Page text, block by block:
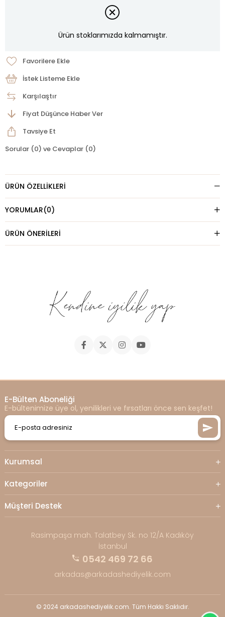
Ürün stoklarımızda kalmamıştır.
Favorilere Ekle
İstek Listeme Ekle
Karşılaştır
Fiyat Düşünce Haber Ver
Tavsiye Et
Sorular (0) ve Cevaplar (0)
ÜRÜN ÖZELLIKLERI
YORUMLAR(0)
ÜRÜN ÖNERILERI
Rasimpaşa mah. Talatbey Sk. no 12/A Kadıköy
İstanbul
0542 469 72 66
arkadas@arkadashediyelik.com
Kurumsal
Kategoriler
Müşteri Destek
E-Bülten Aboneliği
E-bültenimize üye ol, yenilikleri ve fırsatları önce sen keşfet!
© 2024 arkadashediyelik.com. Tüm Hakkı Saklıdır.